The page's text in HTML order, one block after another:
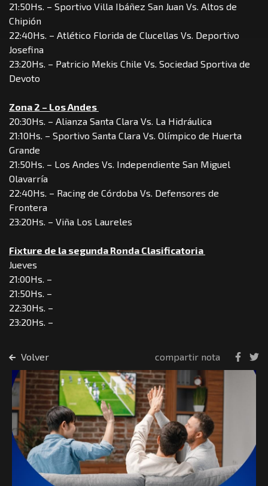
21:50Hs. – Sportivo Villa Ibáñez San Juan Vs. Altos de
Chipión
22:40Hs. – Atlético Florida de Clucellas Vs. Deportivo
Josefina
23:20Hs. – Patricio Mekis Chile Vs. Sociedad Sportiva de
Devoto
Zona 2 – Los Andes
20:30Hs. – Alianza Santa Clara Vs. La Hidráulica
21:10Hs. – Sportivo Santa Clara Vs. Olímpico de Huerta
Grande
21:50Hs. – Los Andes Vs. Independiente San Miguel
Olavarría
22:40Hs. – Racing de Córdoba Vs. Defensores de
Frontera
23:20Hs. – Viña Los Laureles
Fixture de la segunda Ronda Clasificatoria
Jueves
21:00Hs. –
21:50Hs. –
22:30Hs. –
23:20Hs. –
Volver compartir nota